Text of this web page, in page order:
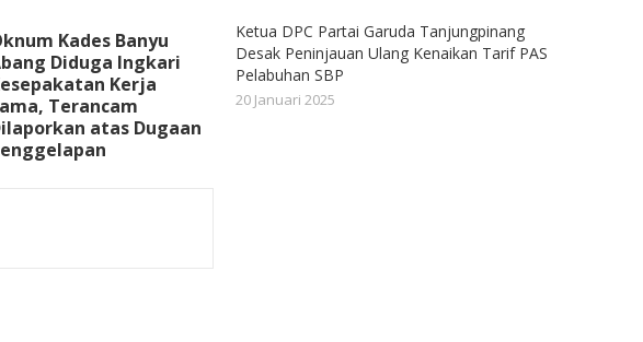
Kades Banyu
Diduga Ingkari
Kerja
Terancam
atas Dugaan
Ketua DPC Partai Garuda Tanjungpinang
Desak Peninjauan Ulang Kenaikan Tarif PAS
Pelabuhan SBP
20 Januari 2025